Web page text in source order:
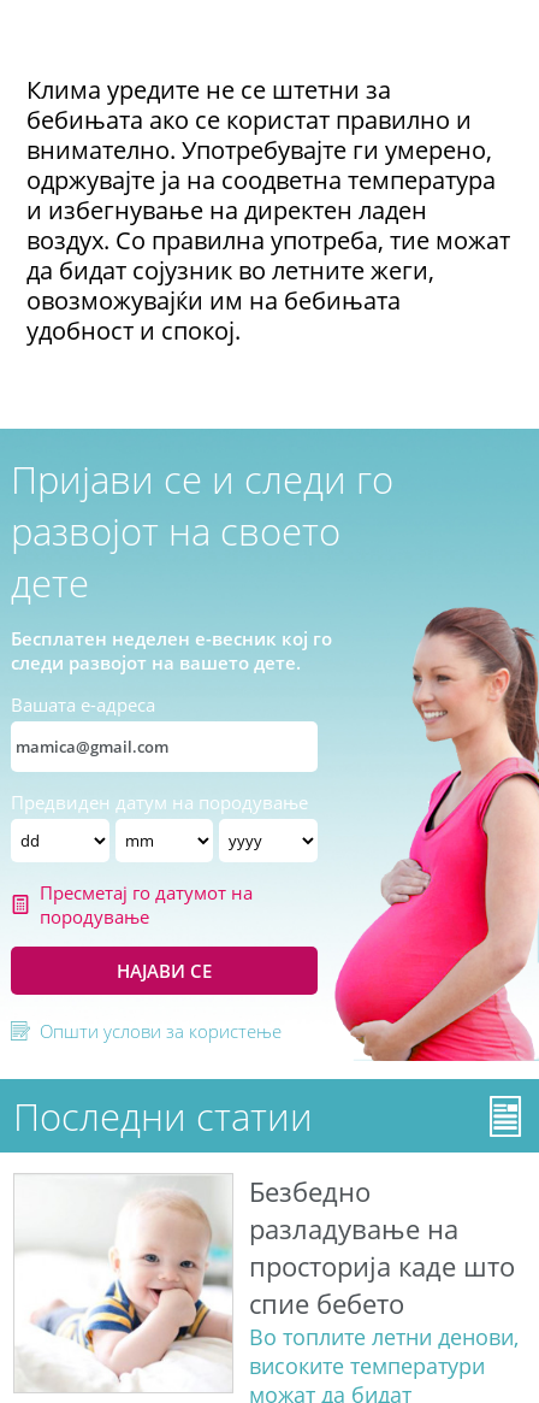
Клима уредите не се штетни за
бебињата ако се користат правилно и
внимателно. Употребувајте ги умерено,
одржувајте ја на соодветна температура
и избегнување на директен ладен
воздух. Со правилна употреба, тие можат
да бидат сојузник во летните жеги,
овозможувајќи им на бебињата
удобност и спокој.
Пријави се и следи го
развојот на своето
дете
Бесплатен неделен е-весник кој го
следи развојот на вашето дете.
Вашата е-адреса
Предвиден датум на породување
Пресметај го датумот на
породување
НАЈАВИ СЕ
Општи услови за користење
Последни статии
Безбедно
разладување на
просторија каде што
спие бебето
Во топлите летни денови,
високите температури
можат да бидат